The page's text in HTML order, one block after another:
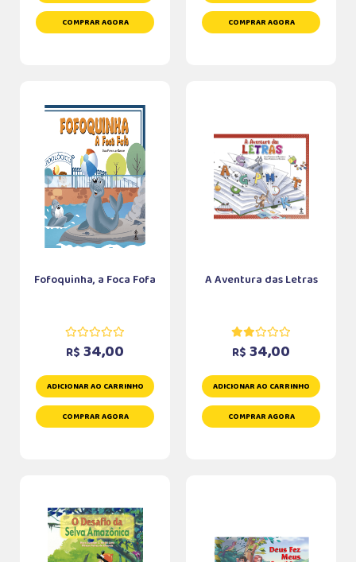
COMPRAR AGORA COMPRAR AGORA
Fofoquinha, a Foca Fofa
R$ 34,00
ADICIONAR AO CARRINHO
COMPRAR AGORA
A Aventura das Letras
R$ 34,00
ADICIONAR AO CARRINHO
COMPRAR AGORA